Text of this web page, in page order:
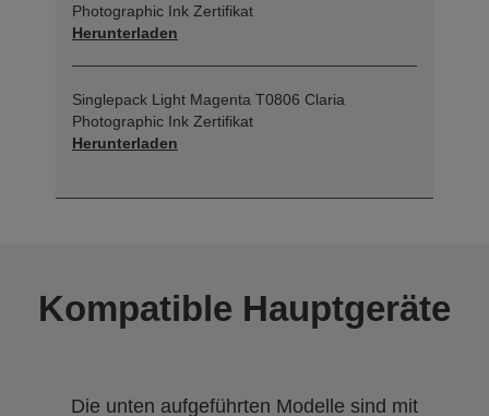
Photographic Ink Zertifikat
Herunterladen
Singlepack Light Magenta T0806 Claria
Photographic Ink Zertifikat
Herunterladen
Kompatible Hauptgeräte
Die unten aufgeführten Modelle sind mit